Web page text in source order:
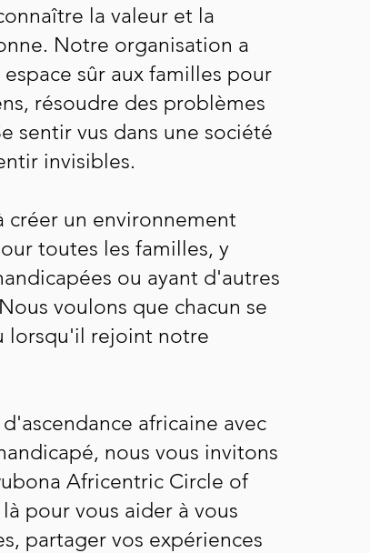
la valeur et la
Notre organisation a
sûr aux familles pour
résoudre des problèmes
sentir vus dans une société
invisibles.
créer un environnement
toutes les familles, y
ou ayant d'autres
voulons que chacun se
lorsqu'il rejoint notre
africaine avec
nous vous invitons
Africentric Circle of
pour vous aider à vous
partager vos expériences